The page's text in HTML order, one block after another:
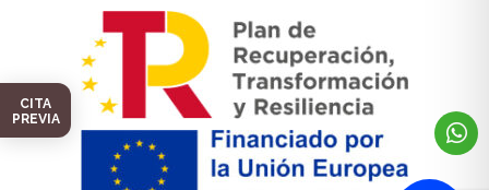
CITA
PREVIA